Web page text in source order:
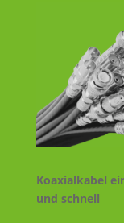
Koaxialkabel
und schnell